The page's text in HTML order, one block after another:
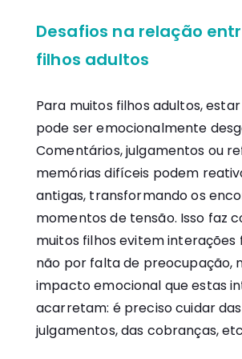
Desafios na relação
filhos adultos
Para muitos filhos adultos,
pode ser emocionalmente
Comentários, julgamentos ou
memórias difíceis podem
antigas, transformando os
momentos de tensão. Isso faz
muitos filhos evitem interações
não por falta de preocupação,
impacto emocional que estas
acarretam: é preciso cuidar das
julgamentos, das cobranças,